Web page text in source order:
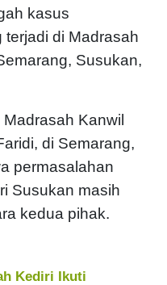
kasus
di Madrasah
Susukan,
Kanwil
di Semarang,
permasalahan
Susukan masih
kedua pihak.
Kediri Ikuti